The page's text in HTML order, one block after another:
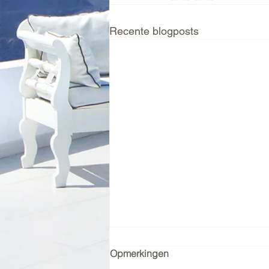
Recente blogposts
Last minute …
Opmerkingen